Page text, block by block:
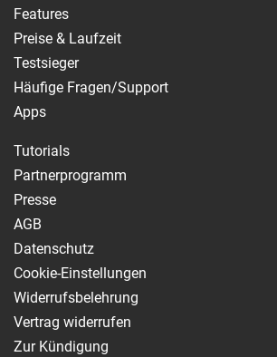
Features
Preise & Laufzeit
Testsieger
Häufige Fragen/Support
Apps
Tutorials
Partnerprogramm
Presse
AGB
Datenschutz
Cookie-Einstellungen
Widerrufsbelehrung
Vertrag widerrufen
Zur Kündigung